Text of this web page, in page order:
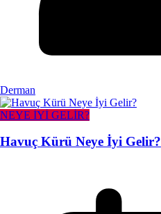
Derman
NEYE İYİ GELİR?
Havuç Kürü Neye İyi Gelir?